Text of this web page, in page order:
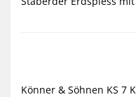
Könner & Söhnen KS 7